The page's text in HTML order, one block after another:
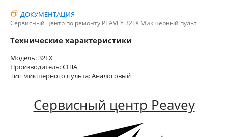
ДОКУМЕНТАЦИЯ
Сервисный центр по ремонту PEAVEY 32FX Микшерный пульт
Технические характеристики
Модель: 32FX
Производитель: США
Тип микшерного пульта: Аналоговый
Сервисный центр Peavey